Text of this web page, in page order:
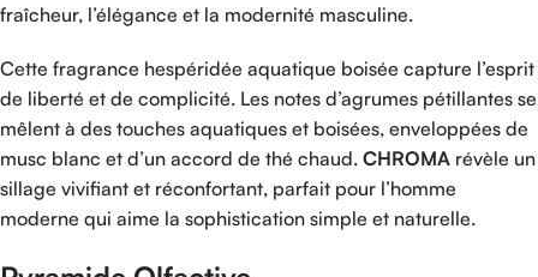
fraîcheur, l’élégance et la modernité masculine.
Cette fragrance hespéridée aquatique boisée capture l’esprit
de liberté et de complicité. Les notes d’agrumes pétillantes se
mêlent à des touches aquatiques et boisées, enveloppées de
musc blanc et d’un accord de thé chaud. CHROMA révèle un
sillage vivifiant et réconfortant, parfait pour l’homme
moderne qui aime la sophistication simple et naturelle.